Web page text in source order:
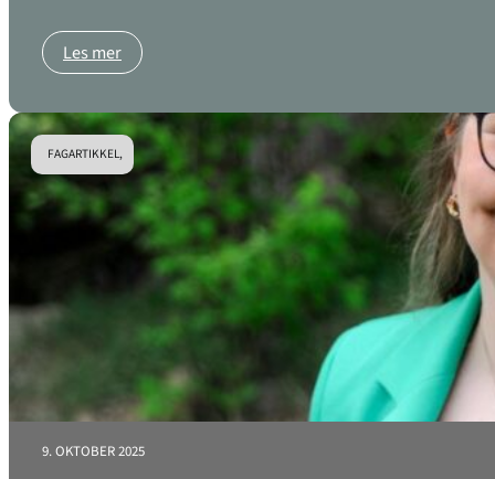
Les mer
FAGARTIKKEL,
9. OKTOBER 2025